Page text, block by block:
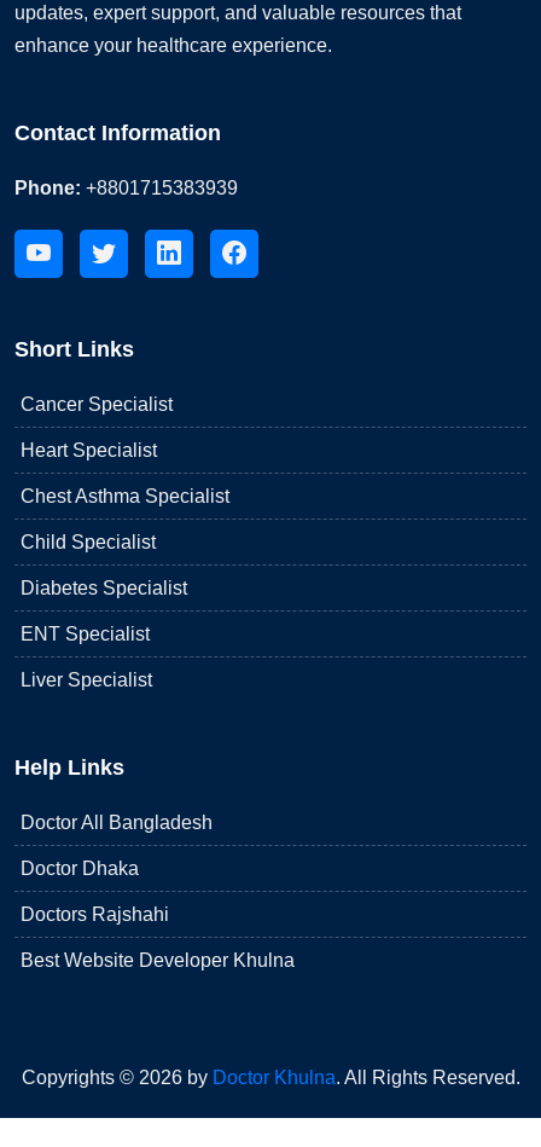
updates, expert support, and valuable resources that
enhance your healthcare experience.
Short Links
Cancer Specialist
Heart Specialist
Chest Asthma Specialist
Child Specialist
Diabetes Specialist
ENT Specialist
Liver Specialist
Help Links
Doctor All Bangladesh
Doctor Dhaka
Doctors Rajshahi
Best Website Developer Khulna
Contact Information
Phone: +8801715383939
Copyrights © 2026 by Doctor Khulna. All Rights Reserved.